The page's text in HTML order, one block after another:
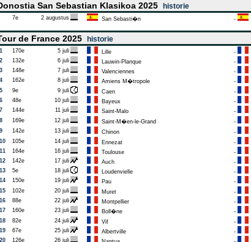
San Sebastian Klasikoa 2025 historie
7e 2 augustus San Sebasti�n -
de France 2025 historie
170e 5 juli Lille -
132e 6 juli Lauwin-Planque -
148e 7 juli Valenciennes -
162e 8 juli Amiens M�tropole -
9e 9 juli Caen -
48e 10 juli Bayeux -
144e 11 juli Saint-Malo -
169e 12 juli Saint-M�en-le-Grand -
142e 13 juli Chinon -
105e 14 juli Ennezat -
164e 16 juli Toulouse -
142e 17 juli Auch -
5e 18 juli Loudenvielle -
150e 19 juli Pau -
102e 20 juli Muret -
88e 22 juli Montpellier -
160e 23 juli Boll�ne -
82e 24 juli Vif -
67e 25 juli Albertville -
126e 26 juli